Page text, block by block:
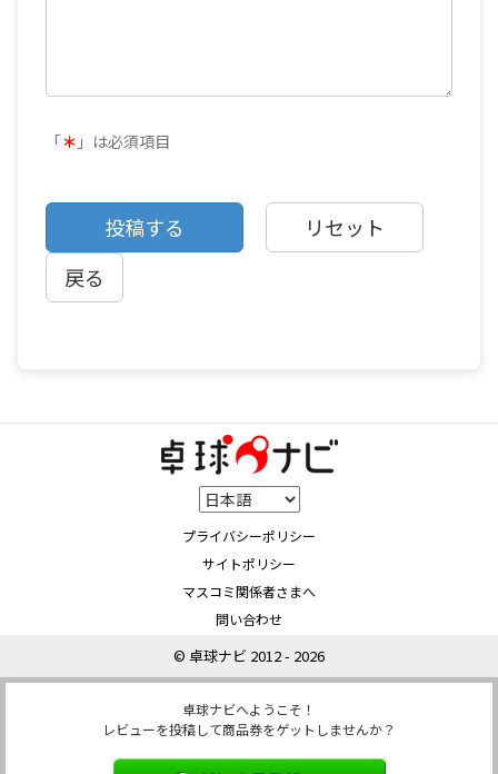
「＊ 」は必須項目
戻る
プライバシーポリシー
サイトポリシー
マスコミ関係者さまへ
問い合わせ
© 卓球ナビ 2012 - 2026
卓球ナビへようこそ！
レビューを投稿して商品券をゲットしませんか？